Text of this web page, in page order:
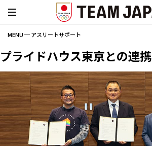
MENU ─ アスリートサポート
プライドハウス東京との連携